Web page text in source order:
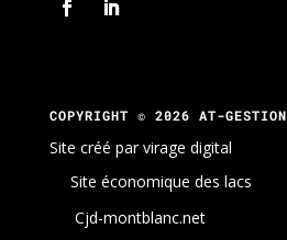
COPYRIGHT © 2026 AT-GESTION
Site créé par virage digital
Site économique des lacs
Cjd-montblanc.net